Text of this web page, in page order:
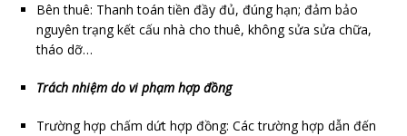
Bên thuê: Thanh toán tiền đầy đủ, đúng hạn; đảm bảo
nguyên trạng kết cấu nhà cho thuê, không sửa sửa chữa,
tháo dỡ…
Trách nhiệm do vi phạm hợp đồng
Trường hợp chấm dứt hợp đồng: Các trường hợp dẫn đến